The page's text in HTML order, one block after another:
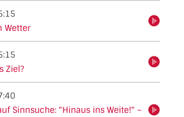
Wetter
Ziel?
Sinnsuche: "Hinaus ins Weite!" –
hören